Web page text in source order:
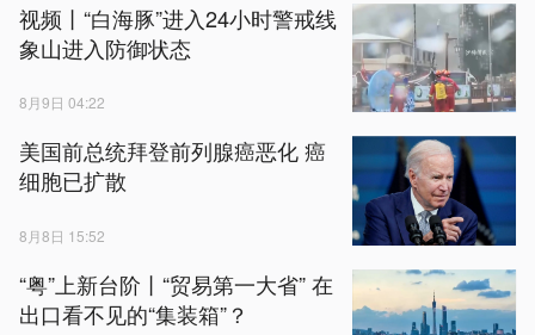
视频丨“白海豚”进入24小时警戒线
象山进入防御状态
8月9日 04:22
美国前总统拜登前列腺癌恶化 癌
细胞已扩散
8月8日 15:52
“粤”上新台阶丨“贸易第一大省” 在
出口看不见的“集装箱”？